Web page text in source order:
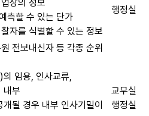
상의 정보
측할 수 있는 단가
자를 식별할 수 있는 정보
행정실
전보내신자 등 각종 순위
임용, 인사교류,
내부
개될 경우 내부 인사기밀이
교무실
행정실